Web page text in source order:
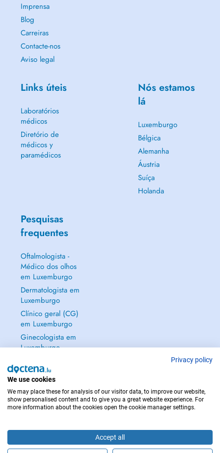
Imprensa
Blog
Carreiras
Contacte-nos
Aviso legal
Links úteis
Laboratórios
médicos
Diretório de
médicos y
paramédicos
Nós estamos
lá
Luxemburgo
Bélgica
Alemanha
Áustria
Suíça
Holanda
Pesquisas
frequentes
Oftalmologista -
Médico dos olhos
em Luxemburgo
Dermatologista em
Luxemburgo
Clínico geral (CG)
em Luxemburgo
Ginecologista em
Luxemburgo
EM CASO DE EMERGÊNCIA, CONTACTE : 112
Privacy policy
We use cookies
We may place these for analysis of our visitor data, to improve our website,
show personalised content and to give you a great website experience. For
more information about the cookies open the cookie manager settings.
Accept all